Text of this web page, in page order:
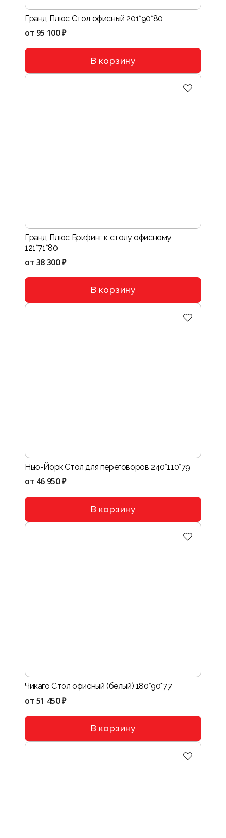
Гранд Плюс Стол офисный 201*90*80
от 95 100 ₽
В корзину
Гранд Плюс Брифинг к столу офисному
121*71*80
от38 300 ₽
В корзину
Нью-Йорк Стол для переговоров 240*110*79
от 46 950 ₽
В корзину
Чикаго Стол офисный (белый) 180*90*77
от51 450 ₽
В корзину